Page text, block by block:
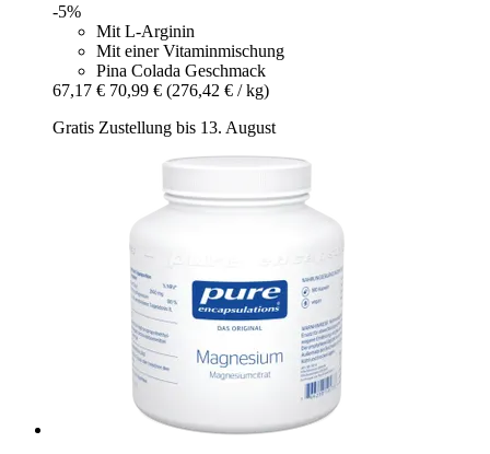
-5%
Mit L-Arginin
Mit einer Vitaminmischung
Pina Colada Geschmack
67,17 € 70,99 € (276,42 € / kg)
Gratis Zustellung bis 13. August